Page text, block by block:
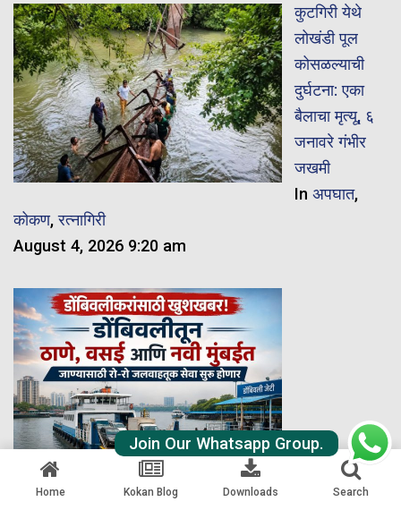
कुटगिरी येथे
लोखंडी पूल
कोसळल्याची
दुर्घटना: एका
बैलाचा मृत्यू, ६
जनावरे गंभीर
जखमी
In अपघात,
कोकण,रत्नागिरी
August 4, 2026 9:20 am
डोंबिवलीकरांसाठी खुशखबर! डोंबिवलीतून ठाणे, वसई आणि नवी
Home Kokan Blog Downloads Search
Join Our Whatsapp Group.